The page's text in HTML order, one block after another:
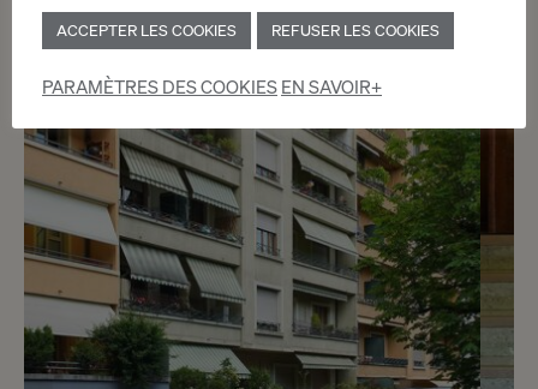
m2
ACCEPTER LES COOKIES REFUSER LES COOKIES
PARAMÈTRES DES COOKIESEN SAVOIR+